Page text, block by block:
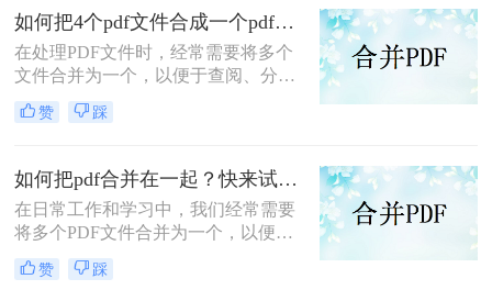
握pdf怎么合并在一起是一项非常实用
的技能。本文将介绍三种不同的PDF
合并方法。
如何把4个pdf文件合成一个pdf？这3种合成方法请务必学会！
在处理PDF文件时，经常需要将多个
文件合并为一个，以便于查阅、分享
或存储。那么如何把4个pdf文件合成
一个pdf呢？本文将介绍三种将4个
赞 踩
如何把pdf合并在一起？快来试试这3种合并方法！
在日常工作和学习中，我们经常需要
将多个PDF文件合并为一个，以便于
查阅和分享。那么如何把pdf合并在一
起呢？本文将介绍三种常用的PDF合
赞 踩